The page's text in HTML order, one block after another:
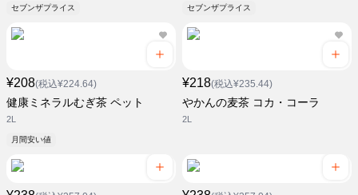
セブンザプライス セブンザプライス
¥208(税込¥224.64)
健康ミネラルむぎ茶 ペット
2L
月間安い値
¥218(税込¥235.44)
やかんの麦茶 コカ・コーラ
2L